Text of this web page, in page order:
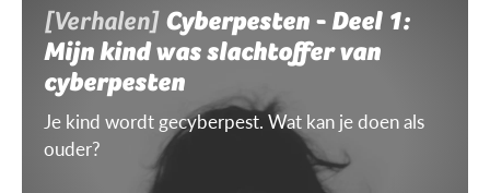
[Verhalen] Cyberpesten - Deel 1:
Mijn kind was slachtoffer van
cyberpesten
Je kind wordt gecyberpest. Wat kan je doen als
ouder?